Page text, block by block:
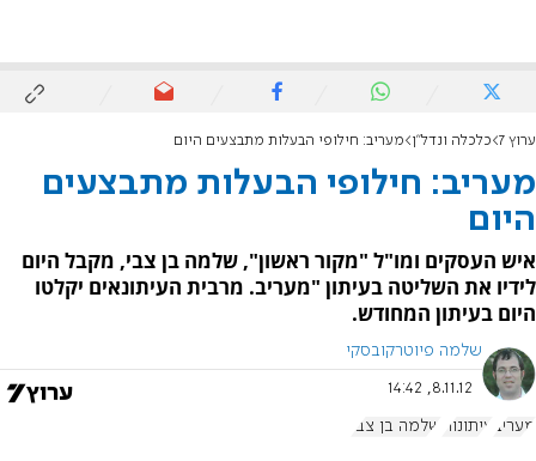
ערוץ 7 כלכלה ונדל"ן מעריב: חילופי הבעלות מתבצעים היום
מעריב: חילופי הבעלות מתבצעים
היום
איש העסקים ומו"ל "מקור ראשון", שלמה בן צבי, מקבל היום
לידיו את השליטה בעיתון "מעריב. מרבית העיתונאים יקלטו
היום בעיתון המחודש.
שלמה פיוטרקובסקי
8.11.12, 14:42
מעריב עיתונות שלמה בן צבי